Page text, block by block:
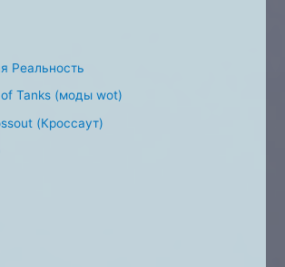
Реальность
Tanks (моды wot)
(Кроссаут)